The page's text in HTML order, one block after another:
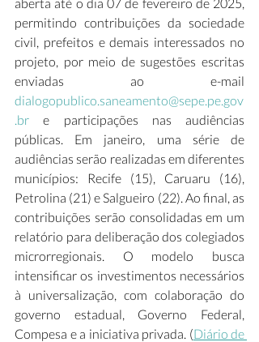
permitindo contribuições da sociedade
civil, prefeitos e demais interessados no
projeto, por meio de sugestões escritas
dialogopublico.saneamento@sepe.pe.gov
.br e participações nas audiências
públicas. Em janeiro, uma série de
audiências serão realizadas em diferentes
municípios: Recife (15), Caruaru (16),
Petrolina (21) e Salgueiro (22). Ao final, as
contribuições serão consolidadas em um
relatório para deliberação dos colegiados
microrregionais. O modelo busca
intensificar os investimentos necessários
à universalização, com colaboração do
governo estadual, Governo Federal,
Compesa e a iniciativa privada. (Diário de